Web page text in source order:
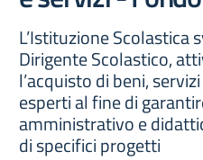
L’Istituzione Scolastica
Dirigente Scolastico,
l’acquisto di beni,
esperti al fine di
amministrativo e
di specifici progetti